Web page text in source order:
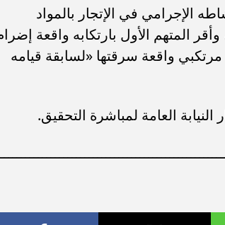
الإجرامي في الإتجار بالمواد
المتهم الأول بارتكابه واقعة
واقعة سرقتها «لسابقة قيامه
النيابة العامة لمباشرة التحقيق.